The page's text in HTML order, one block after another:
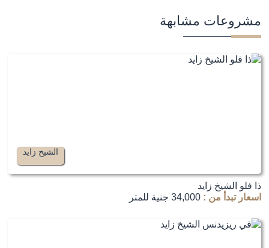
مشروعات مشابهة
الشيخ زايد
ذا فلو الشيخ زايد
اسعار تبدأ من : 34,000 جنية للمتر